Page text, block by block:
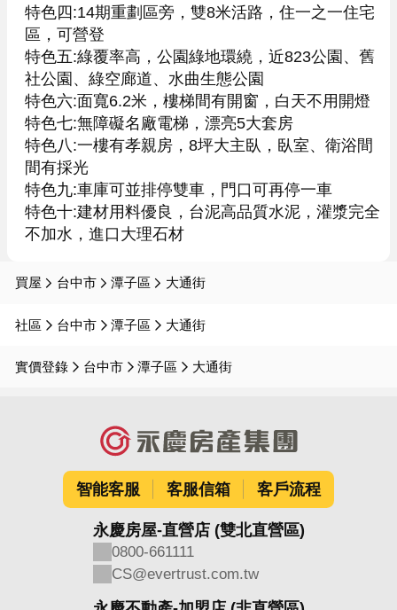
特色四:14期重劃區旁，雙8米活路，住一之一住宅
區，可營登
特色五:綠覆率高，公園綠地環繞，近823公園、舊
社公園、綠空廊道、水曲生態公園
特色六:面寬6.2米，樓梯間有開窗，白天不用開燈
特色七:無障礙名廠電梯，漂亮5大套房
特色八:一樓有孝親房，8坪大主臥，臥室、衛浴間
間有採光
特色九:車庫可並排停雙車，門口可再停一車
特色十:建材用料優良，台泥高品質水泥，灌漿完全
不加水，進口大理石材
買屋 台中市 潭子區 大通街
社區 台中市 潭子區 大通街
實價登錄 台中市 潭子區 大通街
智能客服 客服信箱 客戶流程
永慶房屋-直營店 (雙北直營區)
0800-661111
CS@evertrust.com.tw